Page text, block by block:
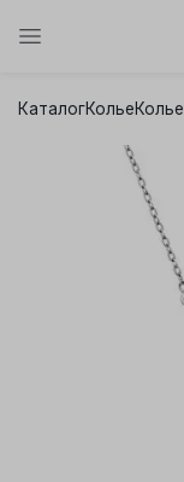
дней
КаталогКольеКолье